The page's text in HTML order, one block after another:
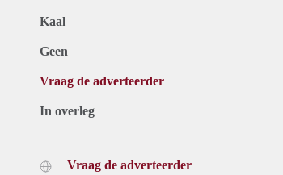
Kaal
Geen
Vraag de adverteerder
In overleg
Vraag de adverteerder